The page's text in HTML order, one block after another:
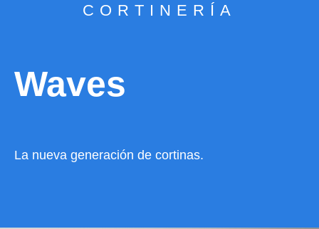
CORTINERÍA
Waves
La nueva generación de cortinas.